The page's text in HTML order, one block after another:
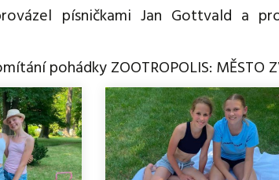
písničkami Jan Gottvald a
pohádky ZOOTROPOLIS: MĚSTO